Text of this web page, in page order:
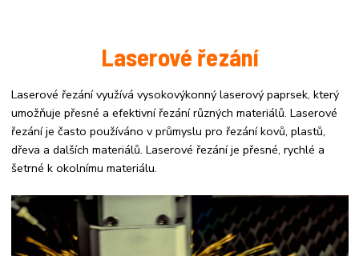
Laserové řezání
Laserové řezání využívá vysokovýkonný laserový paprsek, který
umožňuje přesné a efektivní řezání různých materiálů. Laserové
řezání je často používáno v průmyslu pro řezání kovů, plastů,
dřeva a dalších materiálů. Laserové řezání je přesné, rychlé a
šetrné k okolnímu materiálu.